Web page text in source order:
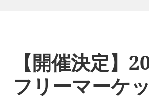
【開催決定】
フリーマーケ